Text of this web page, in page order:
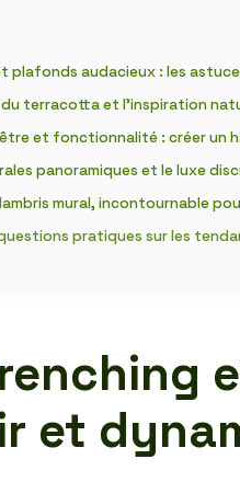
plafonds audacieux : les
terracotta et l’inspiration
et fonctionnalité : créer un
panoramiques et le luxe
mural, incontournable
pratiques sur les
et